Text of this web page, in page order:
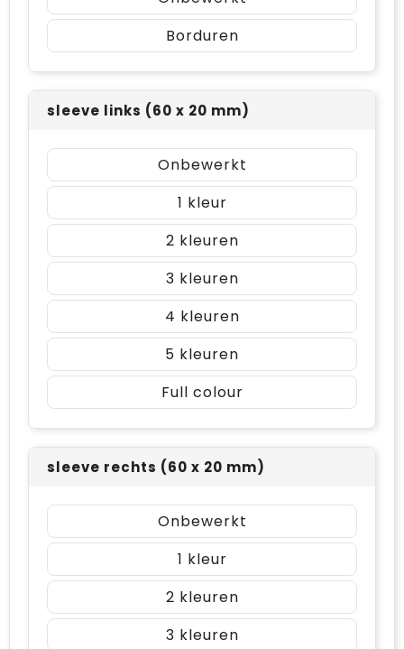
Borduren
sleeve links (60 x 20 mm)
Onbewerkt
1
2
3
4
5
Full colour
sleeve rechts (60 x 20 mm)
Onbewerkt
1
2
3